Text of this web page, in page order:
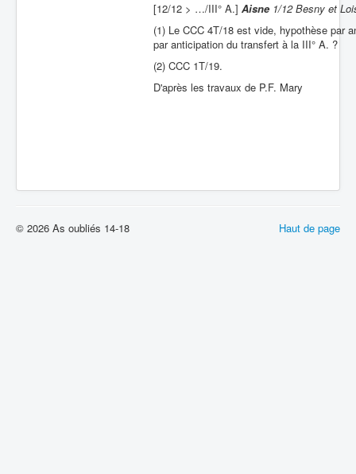
[12/12 > …/III° A.] Aisne 1/12 Besny et
(1) Le CCC 4T/18 est vide, hypothèse par
par anticipation du transfert à la III° A. ?
(2) CCC 1T/19.
D'après les travaux de P.F. Mary
Haut de page
© 2026 As oubliés 14-18